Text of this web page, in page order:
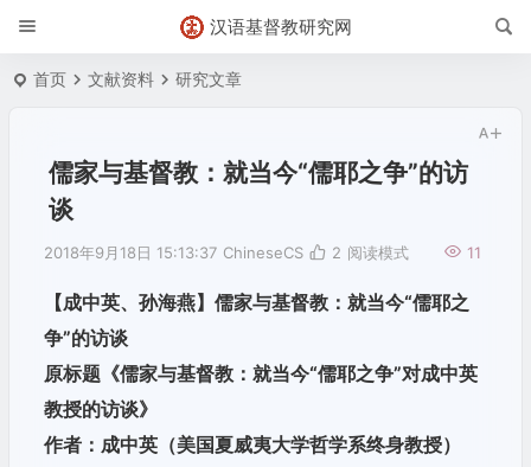
汉语基督教研究网
首页 文献资料 研究文章
儒家与基督教：就当今“儒耶之争”的访
谈
2018年9月18日 15:13:37 ChineseCS 11
2 阅读模式
【成中英、孙海燕】儒家与基督教：就当今“儒耶之
争”的访谈
原标题《儒家与基督教：就当今“儒耶之争”对成中英
教授的访谈》
作者：成中英（美国夏威夷大学哲学系终身教授）